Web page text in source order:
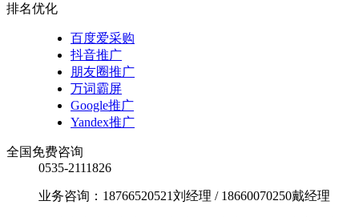
排名优化
百度爱采购
抖音推广
朋友圈推广
万词霸屏
Google推广
Yandex推广
全国免费咨询
0535-2111826
业务咨询：18766520521刘经理 / 18660070250戴经理